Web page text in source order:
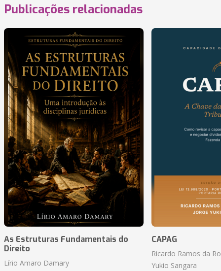
Publicações relacionadas
As Estruturas Fundamentais do
Direito
Lírio Amaro Damary
CAPAG
Ricardo Ramos da
Yukio Sangara